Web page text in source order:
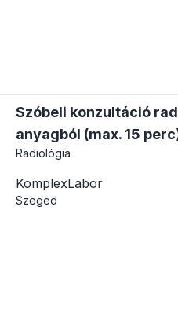
Szóbeli konzultáció
anyagból (max. 15
Radiológia
KomplexLabor
Szeged